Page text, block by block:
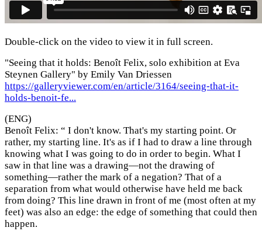
Double-click on the video to view it in full screen.
"Seeing that it holds: Benoît Felix, solo exhibition at Eva
Steynen Gallery" by Emily Van Driessen
https://galleryviewer.com/en/article/3164/seeing-that-it-
holds-benoit-fe...
(ENG)
Benoît Felix: “ I don't know. That's my starting point. Or
rather, my starting line. It's as if I had to draw a line through
knowing what I was going to do in order to begin. What I
saw in that line was a drawing—not the drawing of
something—rather the mark of a negation? That of a
separation from what would otherwise have held me back
from doing? This line drawn in front of me (most often at my
feet) was also an edge: the edge of something that could then
happen.